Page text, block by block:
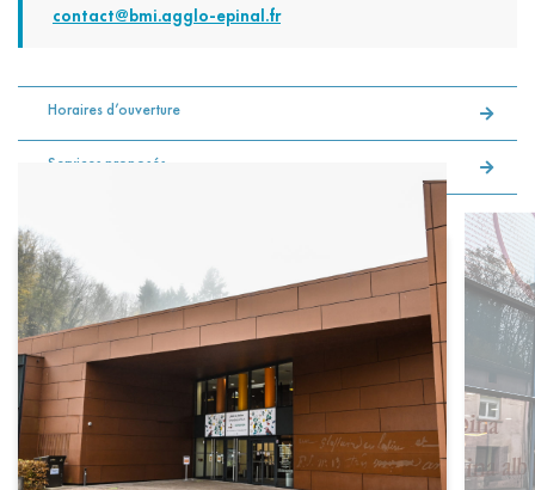
contact@bmi.agglo-epinal.fr
Horaires d’ouverture
Services proposés